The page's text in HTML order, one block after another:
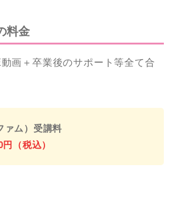
料金
画＋卒業後のサポート等全て合
ァム）受講料
（税込）